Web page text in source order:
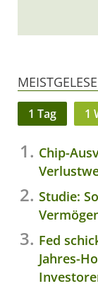
1 Tag 1
Chip-
Studie:
Fed
Jahres-